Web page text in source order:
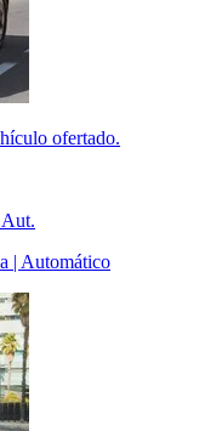
ofertado.
| Automático